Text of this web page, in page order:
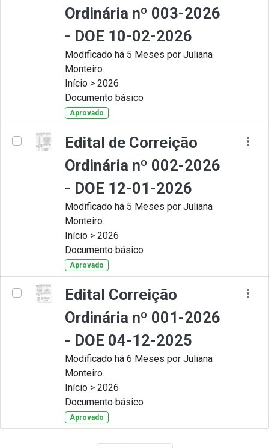
Ordinária nº 003-2026
- DOE 10-02-2026
Modificado há 5 Meses por Juliana
Monteiro.
Início > 2026
Documento básico
Aprovado
Edital de Correição
Ordinária nº 002-2026
- DOE 12-01-2026
Modificado há 5 Meses por Juliana
Monteiro.
Início > 2026
Documento básico
Aprovado
Edital Correição
Ordinária nº 001-2026
- DOE 04-12-2025
Modificado há 6 Meses por Juliana
Monteiro.
Início > 2026
Documento básico
Aprovado